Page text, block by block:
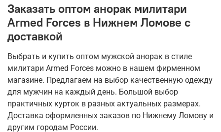
Заказать оптом анорак милитари
Armed Forces в Нижнем Ломове с
доставкой
Выбрать и купить оптом мужской анорак в стиле
милитари Armed Forces можно в нашем фирменном
магазине. Предлагаем на выбор качественную одежду
для мужчин на каждый день. Большой выбор
практичных курток в разных актуальных размерах.
Доставка оформленных заказов по Нижнему Ломову и
другим городам России.